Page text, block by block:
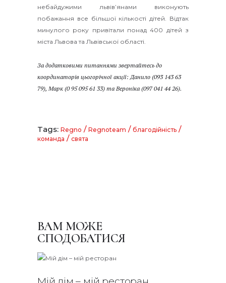
небайдужими львів’янами виконують
побажання все більшої кількості дітей. Відтак
минулого року привітали понад 400 дітей з
міста Львова та Львівської області.
За додатковими питаннями звертайтесь до
координаторів цьогорічної акції: Данило (093 143 63
79), Марк (0 95 095 61 33) та Вероніка (097 041 44 26).
Tags: Regno / Regnoteam / благодійність /
команда / свята
ВАМ МОЖЕ
СПОДОБАТИСЯ